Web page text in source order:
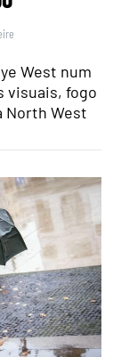
West num
visuais, fogo
North West